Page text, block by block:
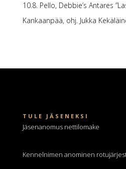
10.8. Pello, Debbie’s Antares
Kankaanpää, ohj. Jukka
TULE JÄSENEKSI
Jäsenanomus nettilomake
Kennelnimen anominen